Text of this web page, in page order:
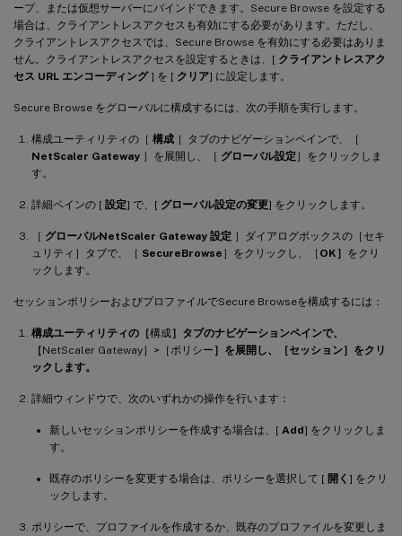
ープ、または仮想サーバーにバインドできます。Secure Browse を設定する
場合は、クライアントレスアクセスも有効にする必要があります。ただし、
クライアントレスアクセスでは、Secure Browse を有効にする必要はありま
せん。クライアントレスアクセスを設定するときは、[ クライアントレスアク
セス URL エンコーディング] を [ クリア] に設定します。
Secure Browse をグローバルに構成するには、次の手順を実行します。
構成ユーティリティの［ 構成 ］タブのナビゲーションペインで、［
NetScaler Gateway ］を展開し、［ グローバル設定 ］をクリックしま
す。
詳細ペインの [ 設定] で、[ グローバル設定の変更] をクリックします。
［ グローバルNetScaler Gateway 設定 ］ダイアログボックスの［セキ
ュリティ］タブで、［ SecureBrowse ］をクリックし、［ OK］ をクリ
ックします。
セッションポリシーおよびプロファイルでSecure Browseを構成するには：
構成ユーティリティの［構成］タブのナビゲーションペインで、
［NetScaler Gateway］>［ポリシー ］を展開し、［セッション］をクリ
ックします。
詳細ウィンドウで、次のいずれかの操作を行います：
新しいセッションポリシーを作成する場合は、[ Add] をクリックしま
す。
既存のポリシーを変更する場合は、ポリシーを選択して [ 開く ] をクリ
ックします。
ポリシーで、プロファイルを作成するか、既存のプロファイルを変更しま